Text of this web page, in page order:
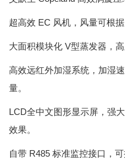
超高效 EC 风机，风量可根
大面积模块化 V型蒸发器，
高效远红外加湿系统，加湿
量。
LCD全中文图形显示屏，强
效果。
自带 R485 标准监控接口，可